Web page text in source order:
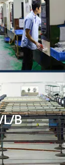
L/B